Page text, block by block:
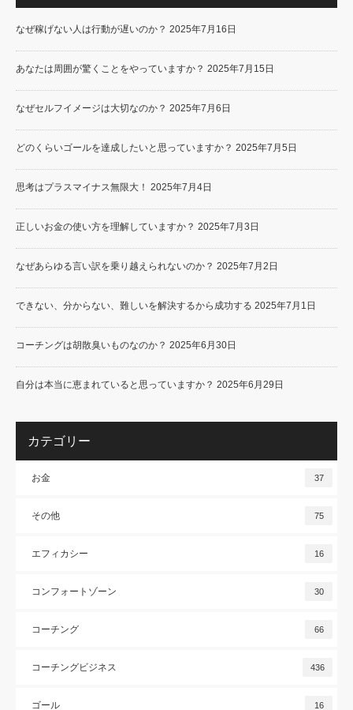
なぜ稼げない人は行動が遅いのか？ 2025年7月16日
あなたは周囲が驚くことをやっていますか？ 2025年7月15日
なぜセルフイメージは大切なのか？ 2025年7月6日
どのくらいゴールを達成したいと思っていますか？ 2025年7月5日
思考はプラスマイナス無限大！ 2025年7月4日
正しいお金の使い方を理解していますか？ 2025年7月3日
なぜあらゆる言い訳を乗り越えられないのか？ 2025年7月2日
できない、分からない、難しいを解決するから成功する 2025年7月1日
コーチングは胡散臭いものなのか？ 2025年6月30日
自分は本当に恵まれていると思っていますか？ 2025年6月29日
カテゴリー
お金 37
その他 75
エフィカシー 16
コンフォートゾーン 30
コーチング 66
コーチングビジネス 436
ゴール 16